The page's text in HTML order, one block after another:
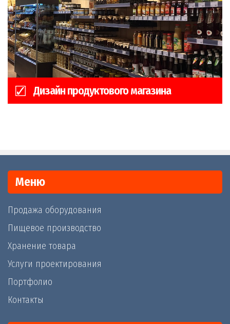
Дизайн продуктового магазина
Меню
Продажа оборудования
Пищевое производство
Хранение товара
Услуги проектирования
Портфолио
Контакты